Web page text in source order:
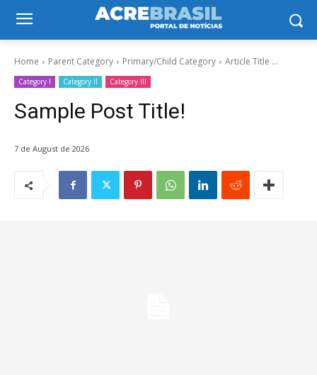
Home Parent Category Primary/Child Category Article Title ...
Category I Category II Category III
Sample Post Title!
7 de August de 2026